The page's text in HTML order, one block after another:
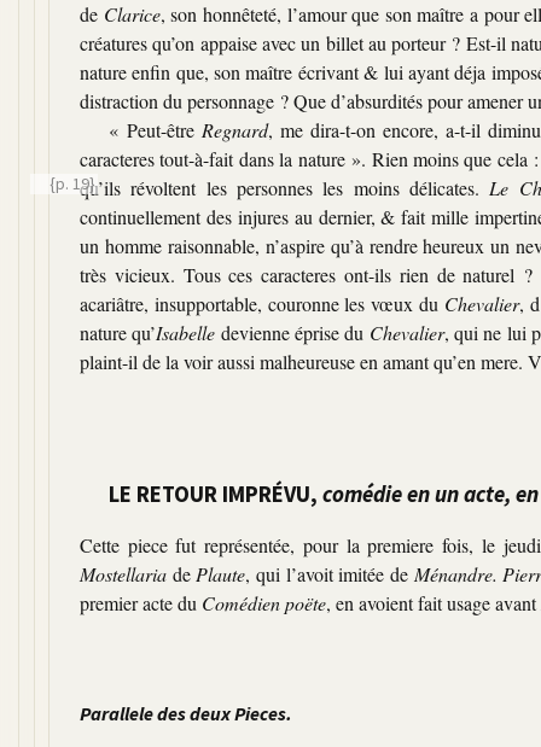
de Clarice, son honnêteté, l’amour que son maître a pour
créatures qu’on appaise avec un billet au porteur ? Est-il
nature enfin que, son maître écrivant & lui ayant déja
distraction du personnage ? Que d’absurdités pour amener
« Peut-être Regnard, me dira-t-on encore, a-t-il
caracteres tout-à-fait dans la nature ». Rien moins que
qu’ils révoltent les personnes les moins délicates.Le
{p. 19}
continuellement des injures au dernier, & fait mille
un homme raisonnable, n’aspire qu’à rendre heureux un
très vicieux. Tous ces caracteres ont-ils rien de naturel
acariâtre, insupportable, couronne les vœux du Chevalier,
nature qu’Isabelle devienne éprise du Chevalier, qui ne lui
plaint-il de la voir aussi malheureuse en amant qu’en mere.
LE RETOUR IMPRÉVU, comédie en un acte,
Cette piece fut représentée, pour la premiere fois, le
Mostellaria de Plaute, qui l’avoit imitée de Ménandre.
premier acte du Comédien poëte, en avoient fait usage avant
Parallele des deux Pieces.